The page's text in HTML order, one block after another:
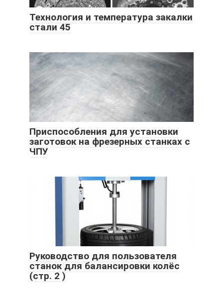
Технология и температура закалки
стали 45
Приспособления для установки
заготовок на фрезерных станках с
ЧПУ
Руководство для пользователя
станок для балансировки колёс
(стр. 2 )